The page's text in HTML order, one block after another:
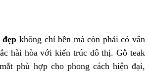
không chỉ bền mà còn phải có vân
hài hòa với kiến trúc đô thị. Gỗ teak
phù hợp cho phong cách hiện đại,